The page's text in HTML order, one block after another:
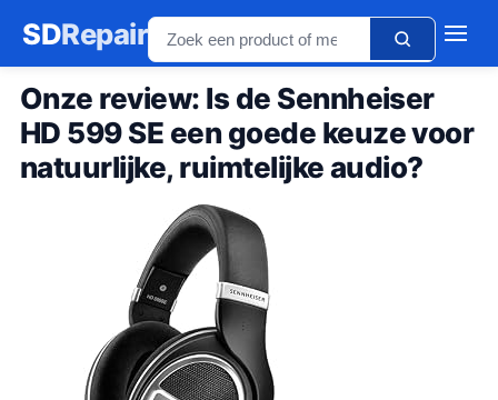
SDRepair
Onze review: Is de Sennheiser
HD 599 SE een goede keuze voor
natuurlijke, ruimtelijke audio?